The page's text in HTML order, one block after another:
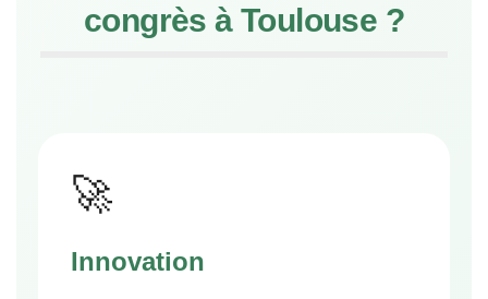
congrès à Toulouse ?
🚀
Innovation